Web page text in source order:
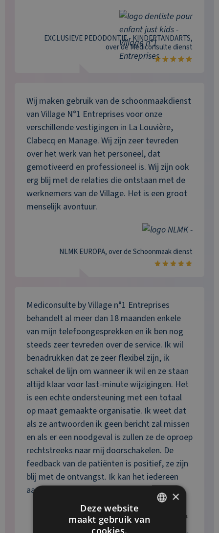
EXCLUSIEVE PEDODONTIE - KINDERTANDARTS,
over deMediconsultedienst
Wij maken gebruik van de schoonmaakdienst
van Village N°1 Entreprises voor onze
verschillende vestigingen in La Louvière,
Clabecq en Manage. Wij zijn zeer tevreden
over het werk van het personeel, dat
gemotiveerd en professioneel is. Wij zijn ook
erg blij met de relaties die ontstaan met de
werknemers van de Village. Het is een groot
menselijk avontuur.
NLMK EUROPA, over deSchoonmaakdienst
Mediconsulte by Village n°1 Entreprises
behandelt al meer dan 18 maanden enkele
van mijn telefoongesprekken en ik ben nog
steeds zeer tevreden over de service. Ik wil
benadrukken dat ze zeer flexibel zijn, ik
schakel de lijn om wanneer ik wil en ze staan
altijd klaar voor last-minute wijzigingen. Het
is een echte ondersteuning met een totaal
op maat gemaakte organisatie. Ik weet dat
als ze antwoorden ik geen bericht zal missen
en als er een noodgeval is zullen ze de oproep
rechtstreeks naar mij doorschakelen. De
feedback van de patiënten is positief, ze zijn
blij met de ontvangst. Ik kan het iedereen
aanbevelen.
×
Deze website
maakt gebruik van
cookies.